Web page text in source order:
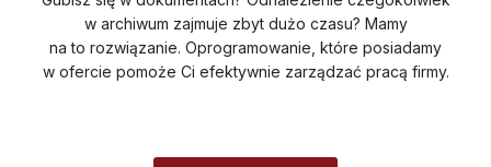
w archiwum zajmuje zbyt dużo czasu? Mamy
na to rozwiązanie. Oprogramowanie, które posiadamy
w ofercie pomoże Ci efektywnie zarządzać pracą firmy.